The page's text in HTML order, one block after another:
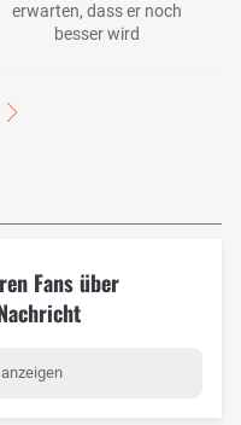
erwarten, dass er noch
besser wird
Fans über